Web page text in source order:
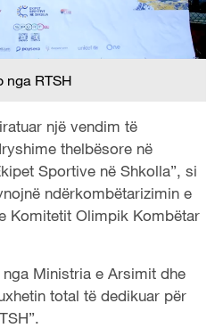
nga RTSH
një vendim të
thelbësore në
Sportive në Shkolla”, si
ndërkombëtarizimin e
Komitetit Olimpik Kombëtar
Ministria e Arsimit dhe
total të dedikuar për